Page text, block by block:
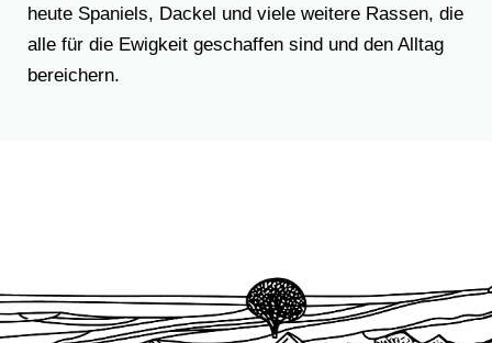
heute Spaniels, Dackel und viele weitere Rassen, die
alle für die Ewigkeit geschaffen sind und den Alltag
bereichern.